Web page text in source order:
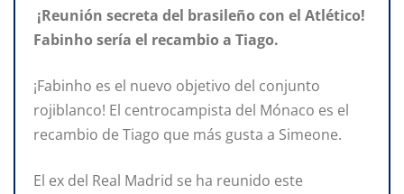
¡Reunión secreta del brasileño con el Atlético!
Fabinho sería el recambio a Tiago.
¡Fabinho es el nuevo objetivo del conjunto
rojiblanco! El centrocampista del Mónaco es el
recambio de Tiago que más gusta a Simeone.
El ex del Real Madrid se ha reunido este